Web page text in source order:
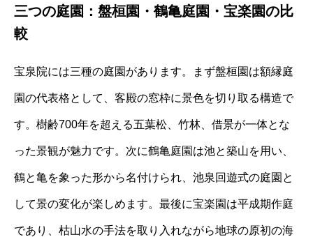
三つの庭園：盤桓園・鶴亀庭園・宝楽園の比
較
宝泉院には三種の庭園があります。まず盤桓園は額縁庭
園の代表格として、客殿の窓枠に景色を切り取る構造で
す。樹齢700年を超える五葉松、竹林、借景が一体とな
った景観が魅力です。次に鶴亀庭園は池と築山を用い、
鶴と亀を象った形から名付けられ、池泉回遊式の庭園と
して景の変化が楽しめます。最後に宝楽園は平成期作庭
であり、枯山水の手法を取り入れながら地球の原初の海